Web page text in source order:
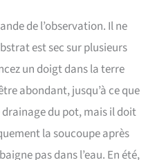
de l’observation. Il ne
est sec sur plusieurs
un doigt dans la terre
abondant, jusqu’à ce que
drainage du pot, mais il doit
la soucoupe après
pas dans l’eau. En été,